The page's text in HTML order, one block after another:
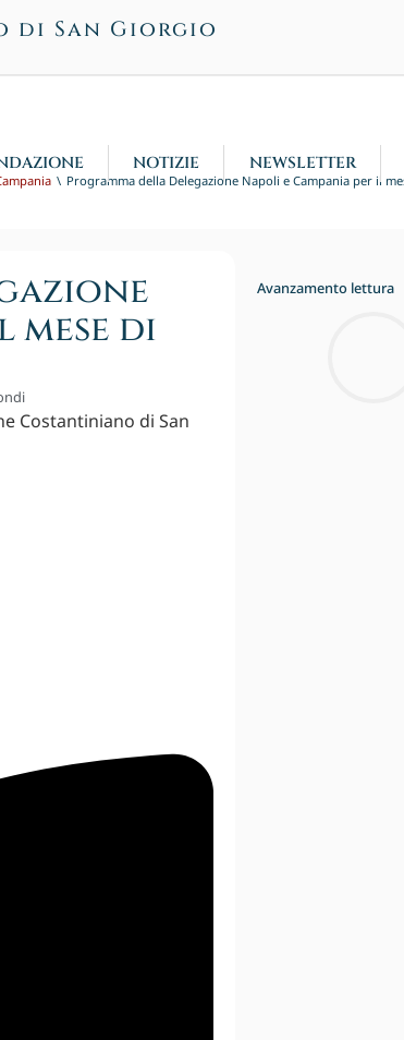
di San Giorgio
NOTIZIE NEWSLETTER
Programma della Delegazione Napoli e Campania per il
mese di
Costantiniano di San
Avanzamento lettura